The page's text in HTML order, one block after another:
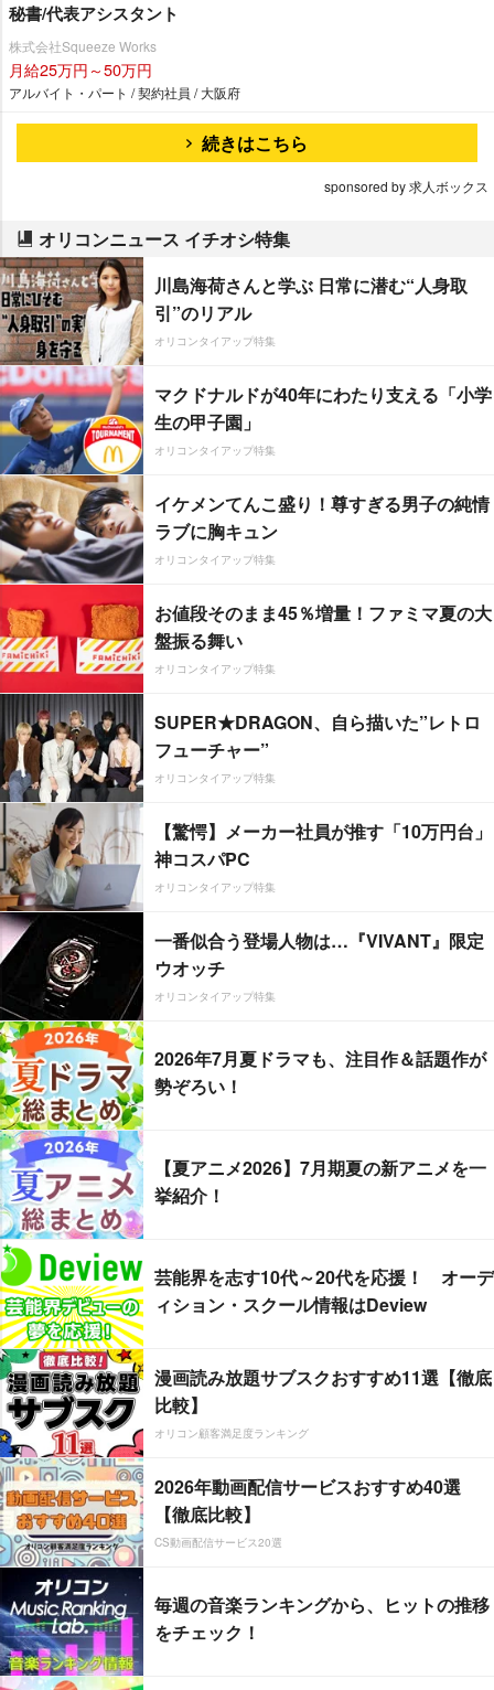
秘書/代表アシスタント
株式会社Squeeze Works
月給25万円～50万円
アルバイト・パート / 契約社員 / 大阪府
続きはこちら
sponsored by 求人ボックス
オリコンニュース イチオシ特集
川島海荷さんと学ぶ 日常に潜む“人身取
引”のリアル
オリコンタイアップ特集
マクドナルドが40年にわたり支える「小学
生の甲子園」
オリコンタイアップ特集
イケメンてんこ盛り！尊すぎる男子の純情
ラブに胸キュン
オリコンタイアップ特集
お値段そのまま45％増量！ファミマ夏の大
盤振る舞い
オリコンタイアップ特集
SUPER★DRAGON、自ら描いた”レトロ
フューチャー”
オリコンタイアップ特集
【驚愕】メーカー社員が推す「10万円台」
神コスパPC
オリコンタイアップ特集
一番似合う登場人物は…『VIVANT』限定
ウオッチ
オリコンタイアップ特集
2026年7月夏ドラマも、注目作＆話題作が
勢ぞろい！
【夏アニメ2026】7月期夏の新アニメを一
挙紹介！
芸能界を志す10代～20代を応援！ オーデ
ィション・スクール情報はDeview
漫画読み放題サブスクおすすめ11選【徹底
比較】
オリコン顧客満足度ランキング
2026年動画配信サービスおすすめ40選
【徹底比較】
CS動画配信サービス20選
毎週の音楽ランキングから、ヒットの推移
をチェック！